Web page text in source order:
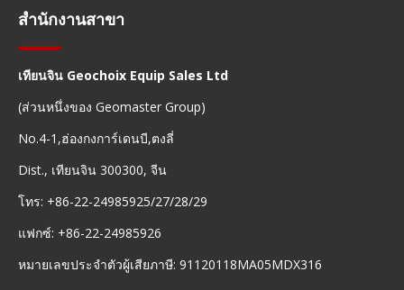
สำนักงานสาขา
เทียนจิน Geochoix Equip Sales Ltd
(ส่วนหนึ่งของ Geomaster Group)
No.4-1,ฮ่องกงการ์เดนบี,ตงลี่
Dist., เทียนจิน 300300, จีน
โทร: +86-22-24985925/27/28/29
แฟกซ์: +86-22-24985926
หมายเลขประจำตัวผู้เสียภาษี: 91120118MA05MDX316